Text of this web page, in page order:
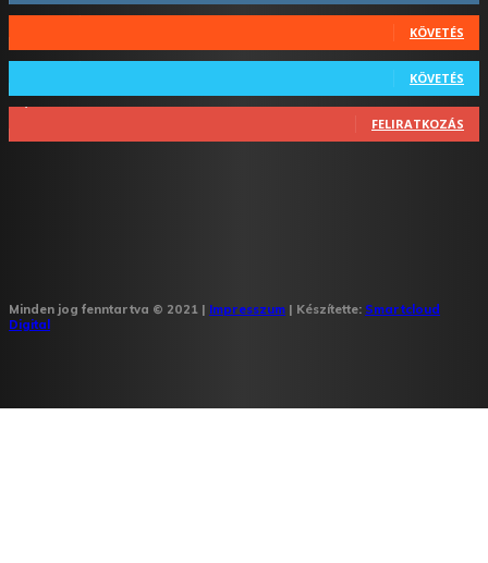
44 Követő
KÖVETÉS
64 Követő
KÖVETÉS
1,348 Feliratkozó
FELIRATKOZÁS
Minden jog fenntartva © 2021 | Impresszum | Készítette: Smartcloud
Digital